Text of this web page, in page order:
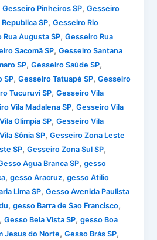
Gesseiro Pinheiros SP,Gesseiro
SP,Gesseiro Rio
Rua Augusta SP,Gesseiro Rua
Sacomã SP,Gesseiro Santana
SP,Gesseiro Saúde SP,
SP,Gesseiro Tatuapé SP,Gesseiro
Tucuruvi SP,Gesseiro Vila
Vila Madalena SP,Gesseiro Vila
Olimpia SP,Gesseiro Vila
Sônia SP,Gesseiro Zona Leste
SP,Gesseiro Zona Sul SP,
Agua Branca SP,gesso
,gesso Aracruz,gesso Atilio
Lima SP,Gesso Avenida Paulista
,gesso Barra de Sao Francisco,
,Gesso Bela Vista SP,gesso Boa
Jesus do Norte,Gesso Brás SP,